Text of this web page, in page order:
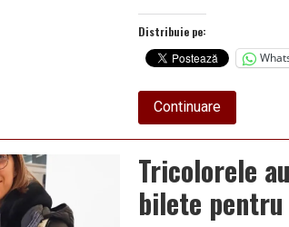
Distribuie pe:
Continuareabout
Încă
o
dură
pe
o
Tricolorele
bilete